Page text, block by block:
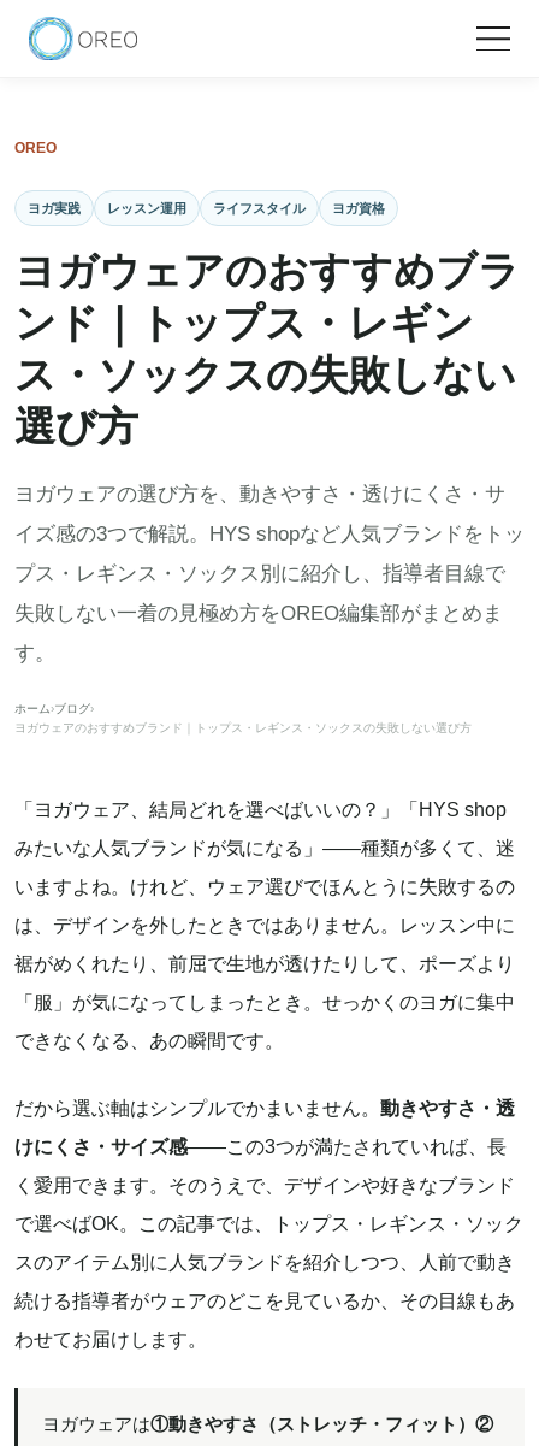
OREO
ヨガ実践 レッスン運用 ライフスタイル ヨガ資格
ヨガウェアのおすすめブラ
ンド｜トップス・レギン
ス・ソックスの失敗しない
選び方
ヨガウェアの選び方を、動きやすさ・透けにくさ・サ
イズ感の3つで解説。HYS shopなど人気ブランドをトッ
プス・レギンス・ソックス別に紹介し、指導者目線で
失敗しない一着の見極め方をOREO編集部がまとめま
す。
ホーム›ブログ›
ヨガウェアのおすすめブランド｜トップス・レギンス・ソックスの失敗しない選び方
「ヨガウェア、結局どれを選べばいいの？」「HYS shop
みたいな人気ブランドが気になる」——種類が多くて、迷
いますよね。けれど、ウェア選びでほんとうに失敗するの
は、デザインを外したときではありません。レッスン中に
裾がめくれたり、前屈で生地が透けたりして、ポーズより
「服」が気になってしまったとき。せっかくのヨガに集中
できなくなる、あの瞬間です。
だから選ぶ軸はシンプルでかまいません。 動きやすさ・透
けにくさ・サイズ感——この3つが満たされていれば、長
く愛用できます。そのうえで、デザインや好きなブランド
で選べばOK。この記事では、トップス・レギンス・ソック
スのアイテム別に人気ブランドを紹介しつつ、人前で動き
続ける指導者がウェアのどこを見ているか、その目線もあ
わせてお届けします。
ヨガウェアは①動きやすさ（ストレッチ・フィット）②